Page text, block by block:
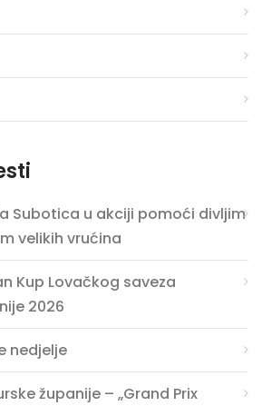
Subotica u akciji pomoći divljim
velikih vrućina
Kup Lovačkog saveza
2026
nedjelje
županije – „Grand Prix